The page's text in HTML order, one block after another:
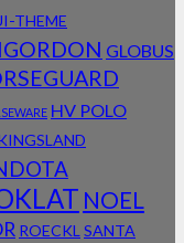
THEME
GLOBUS
HV POLO
NOEL
ROECKL SANTA